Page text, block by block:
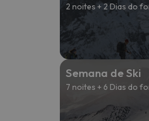
2 noites + 2 Dias do
Semana de Ski
7 noites + 6 Dias do